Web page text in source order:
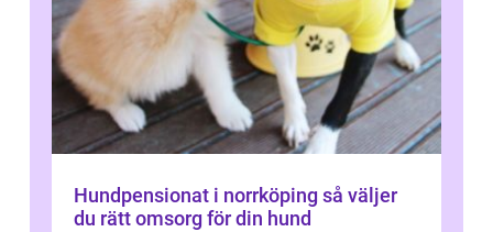
Hundpensionat i norrköping så väljer
du rätt omsorg för din hund